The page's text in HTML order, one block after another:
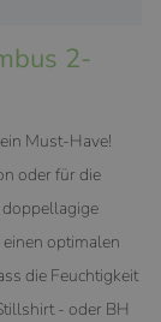
2-
Must-Have!
oder für die
optimalen
die Feuchtigkeit
- oder BH